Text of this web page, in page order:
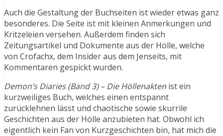
Auch die Gestaltung der Buchseiten ist wieder etwas ganz
besonderes. Die Seite ist mit kleinen Anmerkungen und
Kritzeleien versehen. Außerdem finden sich
Zeitungsartikel und Dokumente aus der Hölle, welche
von Crofachx, dem Insider aus dem Jenseits, mit
Kommentaren gespickt wurden.
Demon’s Diaries (Band 3) – Die Höllenakten ist ein
kurzweiliges Buch, welches einen entspannt
zurücklehnen lässt und chaotische sowie skurrile
Geschichten aus der Hölle anzubieten hat. Obwohl ich
eigentlich kein Fan von Kurzgeschichten bin, hat mich die